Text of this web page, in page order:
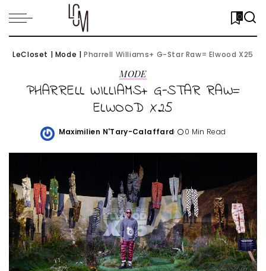
0
LeCloset | Mode |Pharrell Williams+ G-Star Raw= Elwood X25
MODE
PHARRELL WILLIAMS+ G-STAR RAW=
ELWOOD X25
Posted
Maximilien N'Tary-Calaffard 0 Min Read